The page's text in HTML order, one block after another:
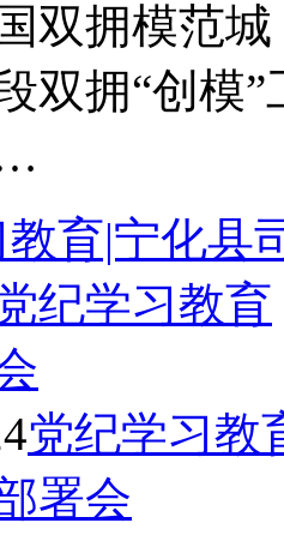
双拥模范
双拥“创模
党纪学习教
署会